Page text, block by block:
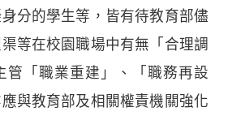
分的學生等，皆有待教育部儘
等在校園職場中有無「合理調
管「職業重建」、「職務再設
與教育部及相關權責機關強化